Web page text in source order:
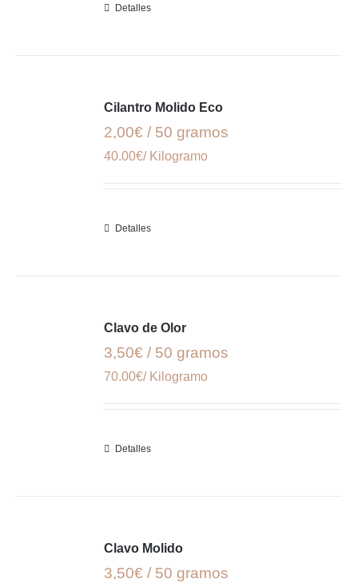
Detalles
Cilantro Molido Eco
2,00€ / 50 gramos
40.00€/ Kilogramo
Detalles
Clavo de Olor
3,50€ / 50 gramos
70.00€/ Kilogramo
Detalles
Clavo Molido
3,50€ / 50 gramos